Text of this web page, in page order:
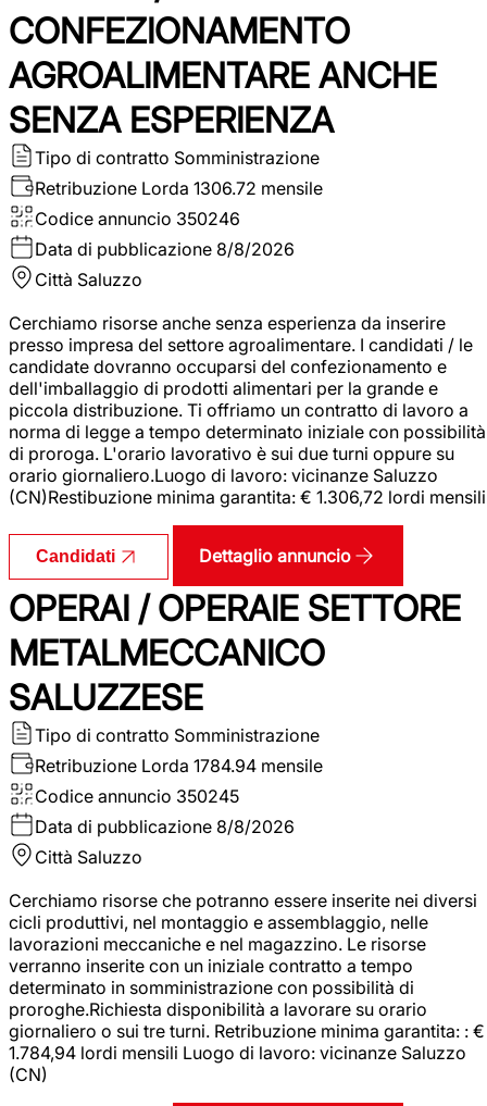
CONFEZIONAMENTO
AGROALIMENTARE ANCHE
SENZA ESPERIENZA
Tipo di contratto Somministrazione
Retribuzione Lorda 1306.72 mensile
Codice annuncio 350246
Data di pubblicazione 8/8/2026
Città Saluzzo
Cerchiamo risorse anche senza esperienza da inserire
presso impresa del settore agroalimentare. I candidati / le
candidate dovranno occuparsi del confezionamento e
dell'imballaggio di prodotti alimentari per la grande e
piccola distribuzione. Ti offriamo un contratto di lavoro a
norma di legge a tempo determinato iniziale con possibilità
di proroga. L'orario lavorativo è sui due turni oppure su
orario giornaliero.Luogo di lavoro: vicinanze Saluzzo
(CN)Restibuzione minima garantita: € 1.306,72 lordi mensili
Candidati Dettaglio annuncio
OPERAI / OPERAIE SETTORE
METALMECCANICO
SALUZZESE
Tipo di contratto Somministrazione
Retribuzione Lorda 1784.94 mensile
Codice annuncio 350245
Data di pubblicazione 8/8/2026
Città Saluzzo
Cerchiamo risorse che potranno essere inserite nei diversi
cicli produttivi, nel montaggio e assemblaggio, nelle
lavorazioni meccaniche e nel magazzino. Le risorse
verranno inserite con un iniziale contratto a tempo
determinato in somministrazione con possibilità di
proroghe.Richiesta disponibilità a lavorare su orario
giornaliero o sui tre turni. Retribuzione minima garantita: : €
1.784,94 lordi mensili Luogo di lavoro: vicinanze Saluzzo
(CN)